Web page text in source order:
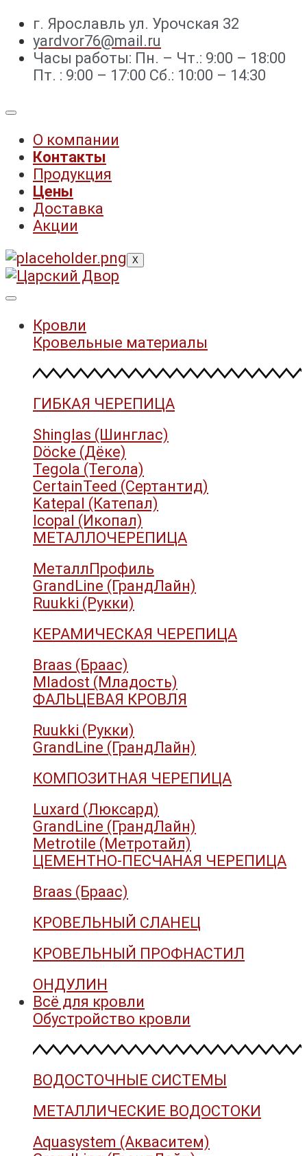
г. Ярославль ул. Урочская 32 ⁣⁣⁣⁣
yardvor76@mail.ru
Часы работы: Пн. – Чт.: 9:00 – 18:00
Пт. : 9:00 – 17:00 Сб.: 10:00 – 14:30
О компании
Контакты
Продукция
Цены
Доставка
Акции
X
Кровли
Кровельные материалы
ГИБКАЯ ЧЕРЕПИЦА
Shinglas (Шинглас)
Döcke (Дёке)
Tegola (Тегола)
CertainTeed (Сертантид)
Katepal (Катепал)
Icopal (Икопал)
МЕТАЛЛОЧЕРЕПИЦА
МеталлПрофиль
GrandLine (ГрандЛайн)
Ruukki (Рукки)
КЕРАМИЧЕСКАЯ ЧЕРЕПИЦА
Braas (Браас)
Mladost (Младость)
ФАЛЬЦЕВАЯ КРОВЛЯ
Ruukki (Рукки)
GrandLine (ГрандЛайн)
КОМПОЗИТНАЯ ЧЕРЕПИЦА
Luxard (Люксард)
GrandLine (ГрандЛайн)
Metrotile (Метротайл)
ЦЕМЕНТНО-ПЕСЧАНАЯ ЧЕРЕПИЦА
Braas (Браас)
КРОВЕЛЬНЫЙ СЛАНЕЦ
КРОВЕЛЬНЫЙ ПРОФНАСТИЛ
ОНДУЛИН
Всё для кровли
Обустройство кровли
ВОДОСТОЧНЫЕ СИСТЕМЫ
МЕТАЛЛИЧЕСКИЕ ВОДОСТОКИ
Aquasystem (Акваситем)